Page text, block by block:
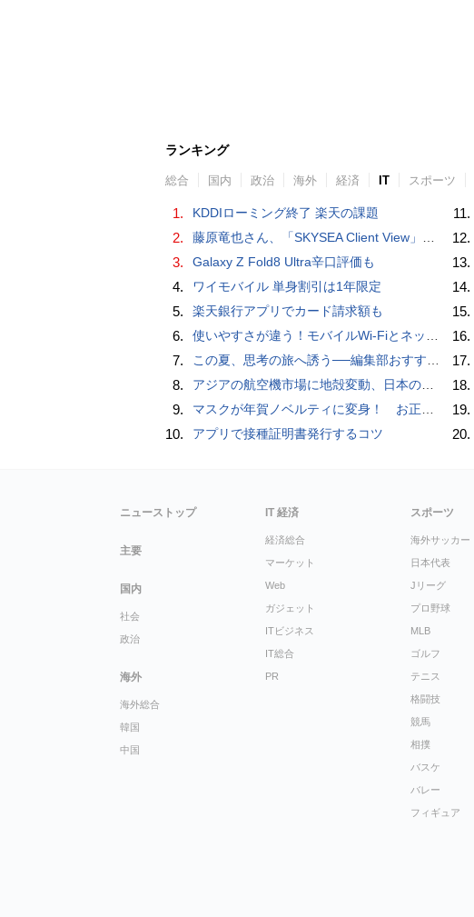
ランキング
総合 国内 政治 海外 経済 IT スポーツ
1. KDDIローミング終了 楽天の課題
2. 藤原竜也さん、「SKYSEA Client View」新CMで「AI労務改善」をアピール 働き方をAIが分析したら「すぐに休んで」と言われる？
3. Galaxy Z Fold8 Ultra辛口評価も
4. ワイモバイル 単身割引は1年限定
5. 楽天銀行アプリでカード請求額も
6. 使いやすさが違う！モバイルWi-FiとネットHDD【PC-DIY 秋の陣】
7. この夏、思考の旅へ誘う──編集部おすすめの7冊：WIRED BOOK GUIDE
8. アジアの航空機市場に地殻変動、日本のサプライヤーに影響も
9. マスクが年賀ノベルティに変身！ お正月特別パッケージの注文受付開始
10. アプリで接種証明書発行するコツ
11.
12.
13.
14.
15.
16.
17.
18.
19.
20.
ニューストップ
主要
国内
社会
政治
海外
海外総合
韓国
中国
IT 経済
経済総合
マーケット
Web
ガジェット
ITビジネス
IT総合
PR
スポーツ
海外サッカー
日本代表
Jリーグ
プロ野球
MLB
ゴルフ
テニス
格闘技
競馬
相撲
バスケ
バレー
フィギュア